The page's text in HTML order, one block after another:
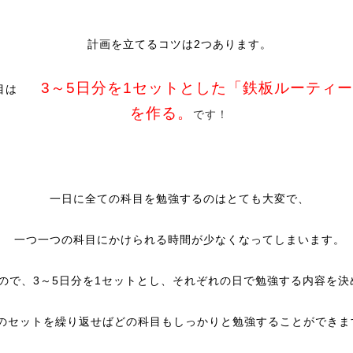
計画を立てるコツは2つあります。
は 3～5日分を1セットとした「鉄板ルーティー
を作る。
です！
一日に全ての科目を勉強するのはとても大変で、
一つ一つの科目にかけられる時間が少なくなってしまいます。
で、3～5日分を1セットとし、それぞれの日で勉強する内容を決
セットを繰り返せばどの科目もしっかりと勉強することができま